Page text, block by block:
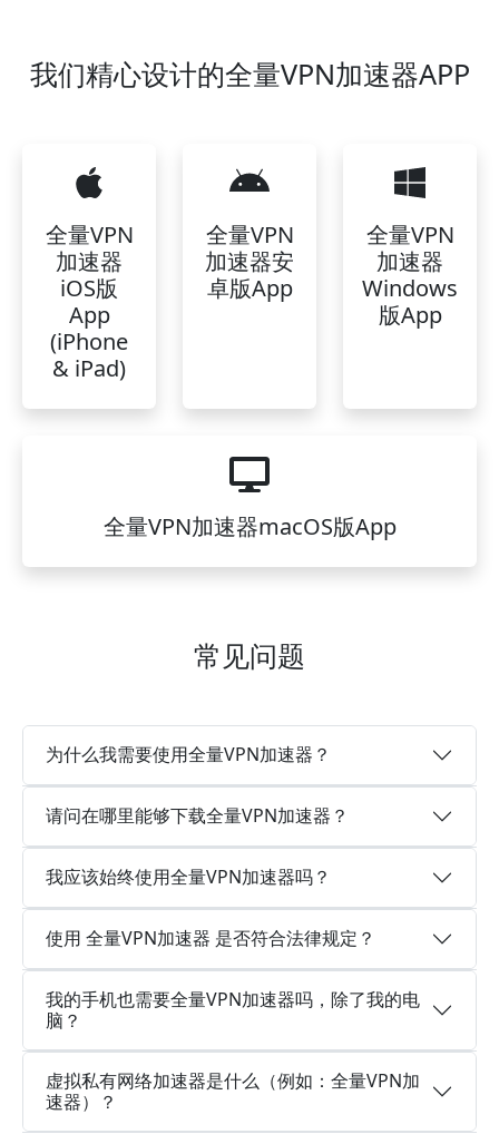
我们精心设计的全量VPN加速器APP
全量VPN
加速器
iOS版
App
(iPhone
& iPad)
全量VPN
加速器安
卓版App
全量VPN
加速器
Windows
版App
全量VPN加速器macOS版App
常见问题
为什么我需要使用全量VPN加速器？
请问在哪里能够下载全量VPN加速器？
我应该始终使用全量VPN加速器吗？
使用 全量VPN加速器 是否符合法律规定？
我的手机也需要全量VPN加速器吗，除了我的电
脑？
虚拟私有网络加速器是什么（例如：全量VPN加
速器）？